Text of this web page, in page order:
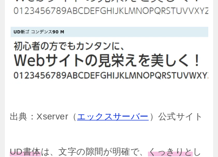
出典：Xserver（ エックスサーバー ）公式サイト
UD書体は、文字の隙間が明確で、くっきりと し